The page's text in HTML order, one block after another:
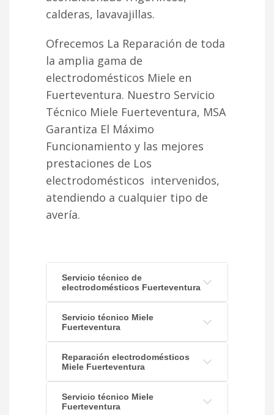
calderas, lavavajillas.
Ofrecemos La Reparación de toda
la amplia gama de
electrodomésticos Miele en
Fuerteventura. Nuestro Servicio
Técnico Miele Fuerteventura, MSA
Garantiza El Máximo
Funcionamiento y las mejores
prestaciones de Los
electrodomésticos intervenidos,
atendiendo a cualquier tipo de
avería.
Servicio técnico de
electrodomésticos Fuerteventura
Servicio técnico Miele
Fuerteventura
Reparación electrodomésticos
Miele Fuerteventura
Servicio técnico Miele
Fuerteventura